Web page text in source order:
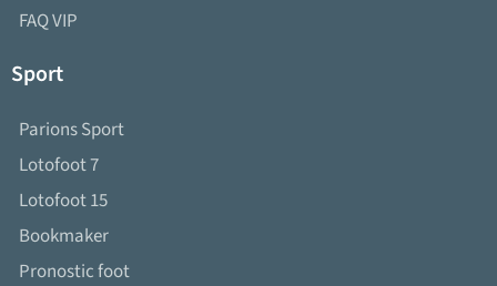
FAQ VIP
Sport
Parions Sport
Lotofoot 7
Lotofoot 15
Bookmaker
Pronostic foot